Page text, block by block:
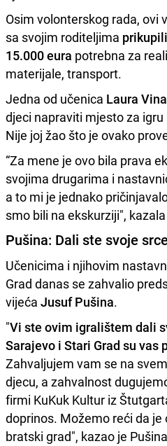
Osim volonterskog rada, ovi
sa svojim roditeljima
15.000 eura potrebna za
materijale, transport.
Jedna od učenica Laura
djeci napraviti mjesto za
Nije joj žao što je ovako
“Za mene je ovo bila prava
svojima drugarima i
a to mi je jednako
smo bili na ekskurziji",
Pušina: Dali ste svoje
Učenicima i njihovim
Grad danas se zahvalio
vijeća Jusuf Pušina.
"Vi ste ovim igralištem dali
Sarajevo i Stari Grad su vas
Zahvaljujem vam se na
djecu, a zahvalnost
firmi KuKuk Kultur iz
doprinos. Možemo reći da
bratski grad", kazao je